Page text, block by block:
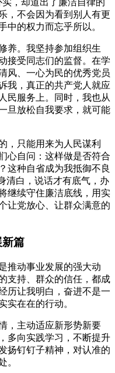
，不会因为看到别人有更
中的权力而忘乎所以。
养。我坚持参加组织生
接受同志们的监督。在学
风、一心为民的优秀党员
我，真正的共产党人就应
民服务上。同时，我也从
旦放松自我要求，就可能
，只能用来为人民谋利
心自问：这样做是否符合
这种自省成为我抵御不良
清白，说话才有底气，办
继续守住廉洁底线，用实
让党放心、让群众满意的
新篇
推动事业发展的强大动
支持、群众的信任，都成
历让我明白，奋进不是一
实在在的行动。
，主动适应新形势新要
多向实践学习，不断提升
扬钉钉子精神，对认准的
。